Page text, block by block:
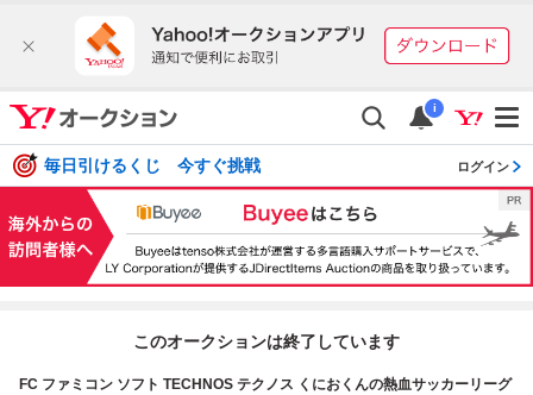
i
毎日引けるくじ 今すぐ挑戦 ログイン
このオークションは終了しています
FC ファミコン ソフト TECHNOS テクノス くにおくんの熱血サッカーリーグ